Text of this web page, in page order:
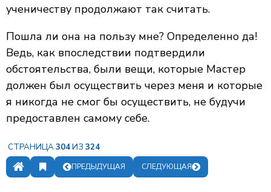
ученичеству продолжают так считать.
Пошла ли она на пользу мне? Определенно да!
Ведь, как впоследствии подтвердили
обстоятельства, были вещи, которые Мастер
должен был осуществить через меня и которые
я никогда не смог бы осуществить, не будучи
предоставлен самому себе.
СТРАНИЦА304ИЗ324
ОГЛАВЛЕНИЕ
ЗАКЛАДКИПРЕДЫДУЩАЯ СЛЕДУЮЩАЯ